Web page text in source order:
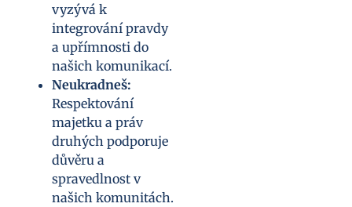
vyzývá k
integrování pravdy
a upřímnosti do
našich komunikací.
Neukradneš:
Respektování
majetku a práv
druhých podporuje
důvěru a
spravedlnost v
našich komunitách.